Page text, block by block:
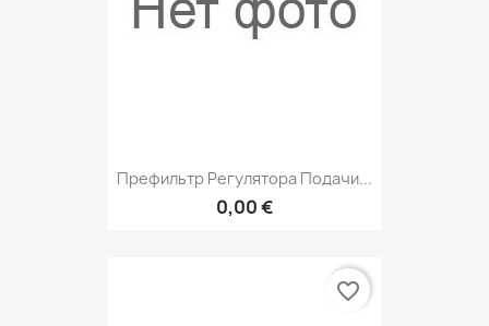
Префильтр Регулятора Подачи...
0,00 €
favorite_border